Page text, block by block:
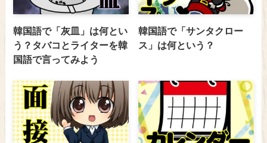
韓国語で「灰皿」は何とい
う？タバコとライターを韓
国語で言ってみよう
韓国語で「サンタクロー
ス」は何という？